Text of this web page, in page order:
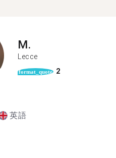
M.
Lecce
format_quote 2
英語